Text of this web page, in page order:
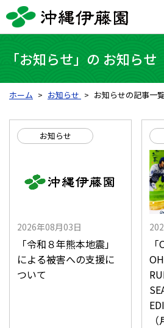
「お知らせ」の お知らせ
ホーム お知らせ お知らせの記事一覧
お知らせ
2026年08月03日
「令和８年熊本地震」
による被害への支援に
ついて